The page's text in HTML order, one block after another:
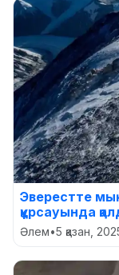
Эверестте
құрсауында
Әлем•5 қазан,